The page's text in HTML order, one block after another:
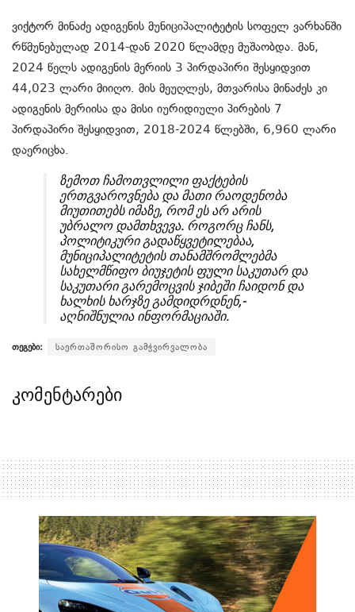
ვიქტორ მინაძე ადიგენის მუნიციპალიტეტის სოფელ ვარხანში
რწმუნებულად 2014-დან 2020 წლამდე მუშაობდა. მან,
2024 წელს ადიგენის მერიის 3 პირდაპირი შესყიდვით
44,023 ლარი მიიღო. მის მეუღლეს, მთვარისა მინაძეს კი
ადიგენის მერიისა და მისი იურიდიული პირების 7
პირდაპირი შესყიდვით, 2018-2024 წლებში, 6,960 ლარი
დაერიცხა.
ზემოთ ჩამოთვლილი ფაქტების
ერთგვაროვნება და მათი რაოდენობა
მიუთითებს იმაზე, რომ ეს არ არის
უბრალო დამთხვევა. როგორც ჩანს,
პოლიტიკური გადაწყვეტილებაა,
მუნიციპალიტეტის თანამშრომლებმა
სახელმწიფო ბიუჯეტის ფული საკუთარ და
საკუთარი გარემოცვის ჯიბეში ჩაიდონ და
ხალხის ხარჯზე გამდიდრდნენ,-
აღნიშნულია ინფორმაციაში.
თეგები: საერთაშორისო გამჭვირვალობა
კომენტარები